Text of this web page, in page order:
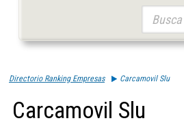
Directorio Ranking Empresas Carcamovil Slu
Carcamovil Slu